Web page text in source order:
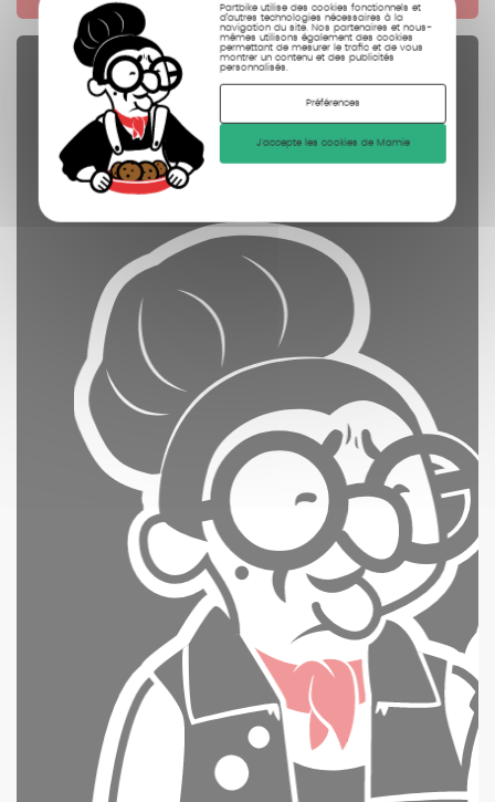
Partbike utilise des cookies fonctionnels et
d’autres technologies nécessaires à la
navigation du site. Nos partenaires et nous-
mêmes utilisons également des cookies
permettant de mesurer le trafic et de vous
montrer un contenu et des publicités
personnalisés.
Préférences
J'accepte les cookies de Mamie
Pièces Détachées
contrôlées
nettoyées
photographiées